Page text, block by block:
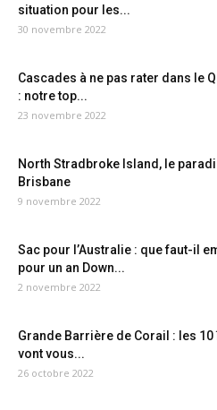
situation pour les...
30 novembre 2022
Cascades à ne pas rater dans le
: notre top...
23 novembre 2022
North Stradbroke Island, le
Brisbane
9 novembre 2022
Sac pour l’Australie : que faut-il
pour un an Down...
2 novembre 2022
Grande Barrière de Corail : les 10
vont vous...
26 octobre 2022